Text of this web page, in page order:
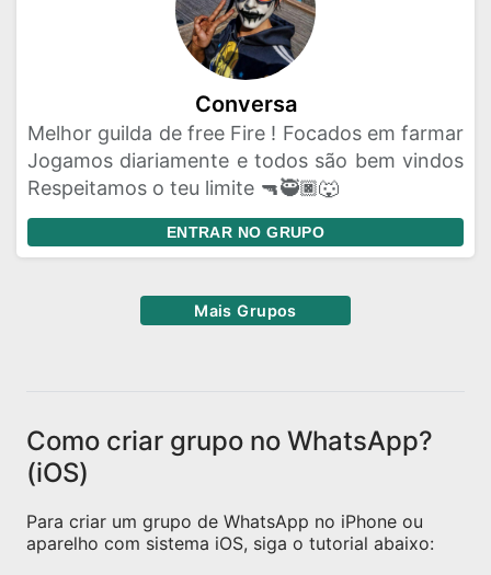
Conversa
Melhor guilda de free Fire ! Focados em farmar
Jogamos diariamente e todos são bem vindos
Respeitamos o teu limite 🔫🥷🏿🐺
ENTRAR NO GRUPO
Mais Grupos
Como criar grupo no WhatsApp?
(iOS)
Para criar um grupo de WhatsApp no iPhone ou
aparelho com sistema iOS, siga o tutorial abaixo: